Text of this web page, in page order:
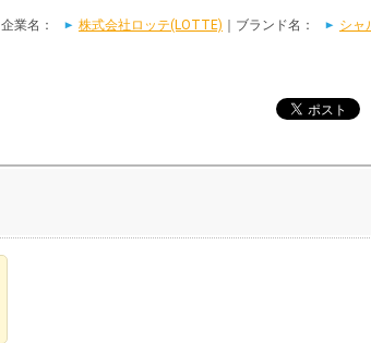
企業名： 株式会社ロッテ(LOTTE) ｜ブランド名： シャ